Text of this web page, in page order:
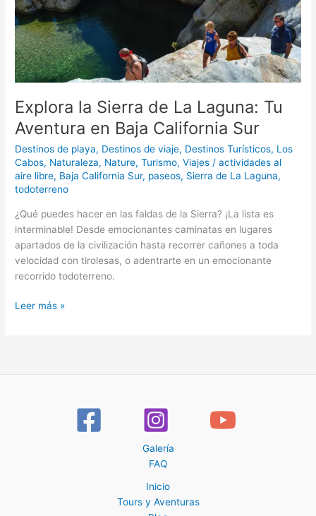
Explora la Sierra de La Laguna: Tu
Aventura en Baja California Sur
Destinos de playa, Destinos de viaje, Destinos Turísticos, Los
Cabos, Naturaleza, Nature,Turismo,Viajes /actividades al
aire libre, Baja California Sur, paseos, Sierra de La Laguna,
todoterreno
¿Qué puedes hacer en las faldas de la Sierra? ¡La lista es
interminable! Desde emocionantes caminatas en lugares
apartados de la civilización hasta recorrer cañones a toda
velocidad con tirolesas, o adentrarte en un emocionante
recorrido todoterreno.
Aventura
en
Baja
California
Sur
Leer más »
Galería
FAQ
Inicio
Tours y Aventuras